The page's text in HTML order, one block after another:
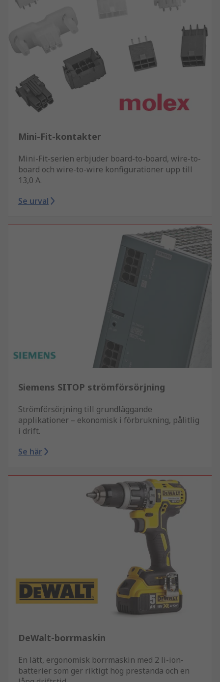
Mini-Fit-kontakter
Mini-Fit-serien erbjuder board-to-board, wire-to-
board och wire-to-wire konfigurationer upp till
13,0 A.
Se urval
Siemens SITOP strömförsörjning
Strömförsörjning till grundläggande
applikationer – ekonomisk i förbrukning, pålitlig
i drift.
Se här
DeWalt-borrmaskin
En lätt, ergonomisk borrmaskin med 2 li-ion-
batterier som ger riktigt hög prestanda och en